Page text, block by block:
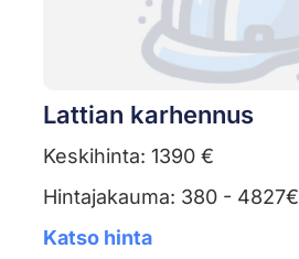
Lattian karhennus
Keskihinta: 1390 €
Hintajakauma: 380 - 4827€
Katso hinta